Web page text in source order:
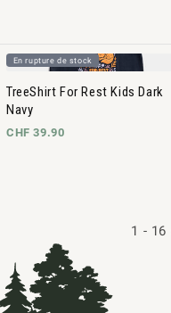
En rupture de stock
TreeShirt For Rest Kids Dark
Navy
CHF 39.90
1 - 16